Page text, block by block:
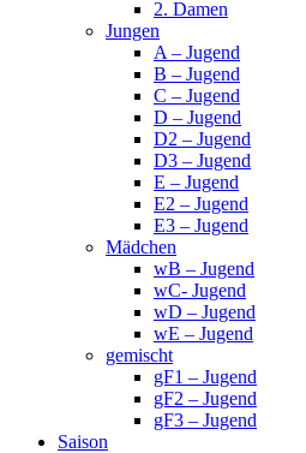
2. Damen
Jungen
A – Jugend
B – Jugend
C – Jugend
D – Jugend
D2 – Jugend
D3 – Jugend
E – Jugend
E2 – Jugend
E3 – Jugend
Mädchen
wB – Jugend
wC- Jugend
wD – Jugend
wE – Jugend
gemischt
gF1 – Jugend
gF2 – Jugend
gF3 – Jugend
Saison